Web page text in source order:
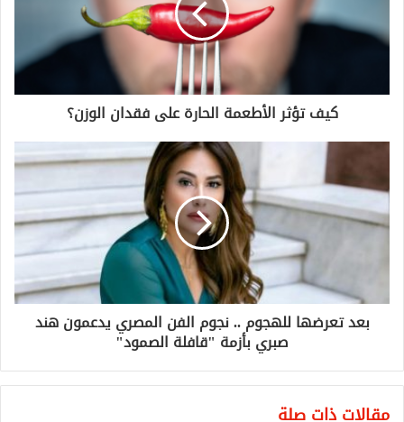
كيف تؤثر الأطعمة الحارة على فقدان الوزن؟
بعد تعرضها للهجوم .. نجوم الفن المصري يدعمون هند
صبري بأزمة "قافلة الصمود"
مقالات ذات صلة